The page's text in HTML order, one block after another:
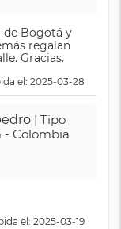
de Bogotá y
regalan
Gracias.
el: 2025-03-28
| Tipo
- Colombia
el: 2025-03-19